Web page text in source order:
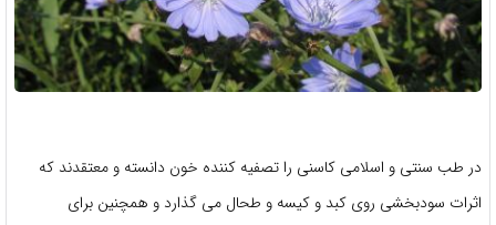
در طب سنتی و اسلامی کاسنی را تصفیه کننده خون دانسته و معتقدند که
اثرات سودبخشی روی کبد و کیسه و طحال می گذارد و همچنین برای